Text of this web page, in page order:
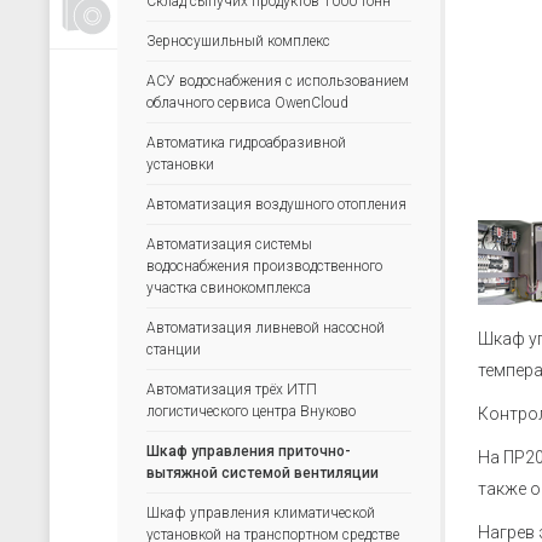
Счетчики, таймеры, тахометры
Для управления насосами
Для водоподготовки
Архиваторы
Ручные задатчики сигналов
Зерносушильный комплекс
АСУ водоснабжения с использованием
облачного сервиса OwenCloud
Автоматика гидроабразивной
установки
Автоматизация воздушного отопления
Автоматизация системы
водоснабжения производственного
участка свинокомплекса
Автоматизация ливневой насосной
станции
Автоматизация трёх ИТП
логистического центра Внуково
Шкаф управления приточно-
вытяжной системой вентиляции
Шкаф управления климатической
установкой на транспортном средстве
Шкаф
На
также
Нагрев